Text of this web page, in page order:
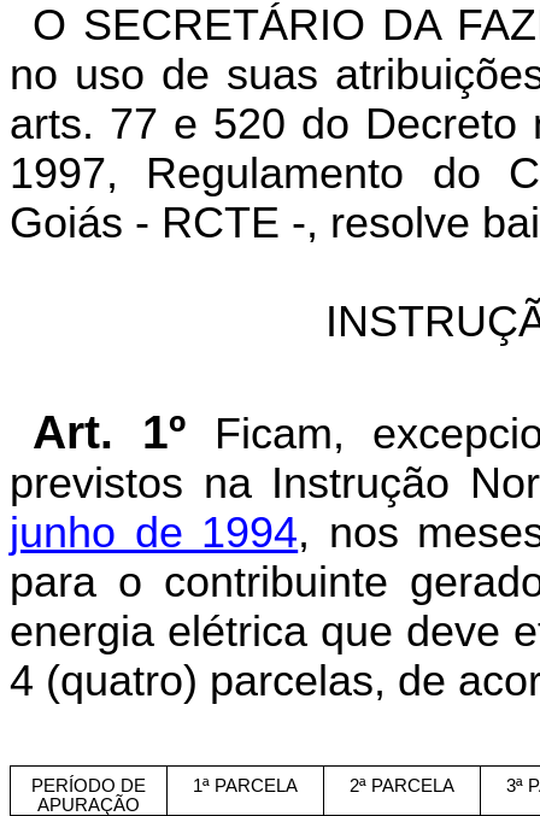
O SECRETÁRIO DA
no uso de suas
arts. 77 e 520 do Decreto
1997, Regulamento do
Goiás - RCTE -, resolve
Art. 1º
Ficam,
previstos na Instrução
junho de 1994, nos
para o contribuinte
energia elétrica que deve
4 (quatro) parcelas, de
PERÍODO DE
APURAÇÃO
1ª PARCELA 2ª PARCELA 3ª